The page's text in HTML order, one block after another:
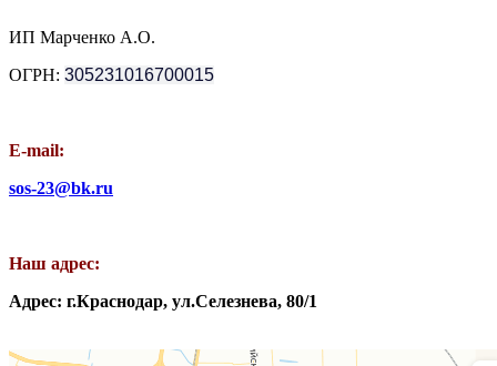
ИП Марченко А.О.
ОГРН: 305231016700015
E-mail:
sos-23@bk.ru
Наш адрес:
Адрес: г.Краснодар, ул.Селезнева, 80/1